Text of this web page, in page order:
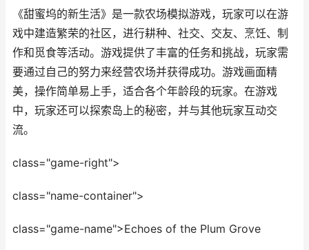
《甜蜜坞的新生活》是一款农场模拟游戏，玩家可以在游
戏中建造繁荣的社区，进行耕种、社交、交友、烹饪、制
作和觅食等活动。游戏提供了丰富的任务和挑战，玩家需
要通过自己的努力来经营农场并获得成功。游戏画面精
美，操作简单易上手，适合各个年龄段的玩家。在游戏
中，玩家还可以探索岛上的秘密，并与其他玩家互动交
流。
class="game-right">
class="name-container">
class="game-name">Echoes of the Plum Grove